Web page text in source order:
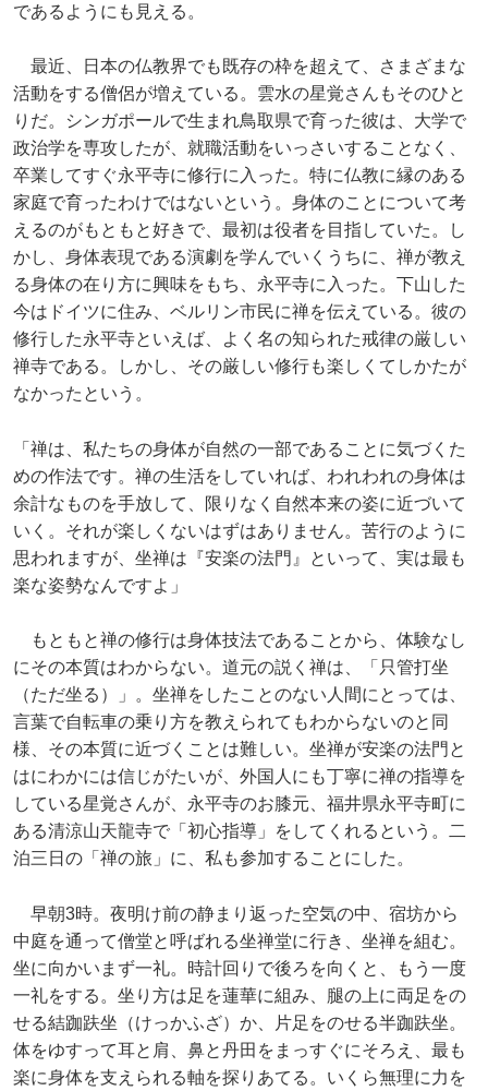
であるようにも見える。
最近、日本の仏教界でも既存の枠を超えて、さまざまな
活動をする僧侶が増えている。雲水の星覚さんもそのひと
りだ。シンガポールで生まれ鳥取県で育った彼は、大学で
政治学を専攻したが、就職活動をいっさいすることなく、
卒業してすぐ永平寺に修行に入った。特に仏教に縁のある
家庭で育ったわけではないという。身体のことについて考
えるのがもともと好きで、最初は役者を目指していた。し
かし、身体表現である演劇を学んでいくうちに、禅が教え
る身体の在り方に興味をもち、永平寺に入った。下山した
今はドイツに住み、ベルリン市民に禅を伝えている。彼の
修行した永平寺といえば、よく名の知られた戒律の厳しい
禅寺である。しかし、その厳しい修行も楽しくてしかたが
なかったという。
「禅は、私たちの身体が自然の一部であることに気づくた
めの作法です。禅の生活をしていれば、われわれの身体は
余計なものを手放して、限りなく自然本来の姿に近づいて
いく。それが楽しくないはずはありません。苦行のように
思われますが、坐禅は『安楽の法門』といって、実は最も
楽な姿勢なんですよ」
もともと禅の修行は身体技法であることから、体験なし
にその本質はわからない。道元の説く禅は、「只管打坐
（ただ坐る）」。坐禅をしたことのない人間にとっては、
言葉で自転車の乗り方を教えられてもわからないのと同
様、その本質に近づくことは難しい。坐禅が安楽の法門と
はにわかには信じがたいが、外国人にも丁寧に禅の指導を
している星覚さんが、永平寺のお膝元、福井県永平寺町に
ある清涼山天龍寺で「初心指導」をしてくれるという。二
泊三日の「禅の旅」に、私も参加することにした。
早朝3時。夜明け前の静まり返った空気の中、宿坊から
中庭を通って僧堂と呼ばれる坐禅堂に行き、坐禅を組む。
坐に向かいまず一礼。時計回りで後ろを向くと、もう一度
一礼をする。坐り方は足を蓮華に組み、腿の上に両足をの
せる結跏趺坐（けっかふざ）か、片足をのせる半跏趺坐。
体をゆすって耳と肩、鼻と丹田をまっすぐにそろえ、最も
楽に身体を支えられる軸を探りあてる。いくら無理に力を